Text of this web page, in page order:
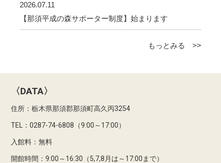
2026.07.11
【那須平成の森サポーター制度】始まります
もっとみる >>
〈DATA〉
住所：栃木県那須郡那須町高久丙3254
TEL：0287-74-6808（9:00～17:00）
入館料：無料
開館時間：9:00～16:30（5,7,8月は～17:00まで）